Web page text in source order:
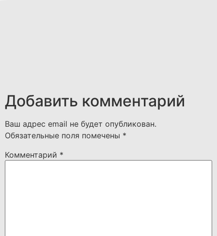
Добавить комментарий
Ваш адрес email не будет опубликован.
Обязательные поля помечены *
Комментарий *